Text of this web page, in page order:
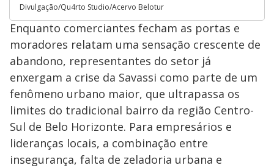
Divulgação/Qu4rto Studio/Acervo Belotur
Enquanto comerciantes fecham as portas e
moradores relatam uma sensação crescente de
abandono, representantes do setor já
enxergam a crise da Savassi como parte de um
fenômeno urbano maior, que ultrapassa os
limites do tradicional bairro da região Centro-
Sul de Belo Horizonte. Para empresários e
lideranças locais, a combinação entre
insegurança, falta de zeladoria urbana e